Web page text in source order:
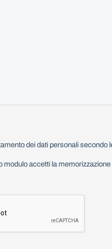
dei dati personali secondo
modulo accetti la